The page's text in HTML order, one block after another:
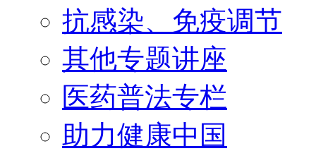
抗感染、免疫调节
其他专题讲座
医药普法专栏
助力健康中国